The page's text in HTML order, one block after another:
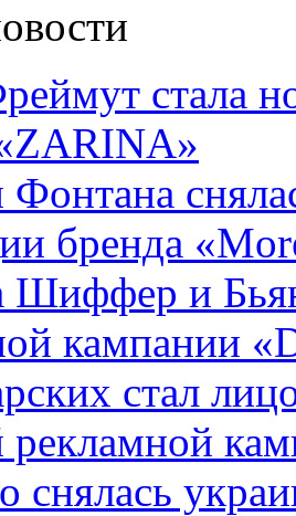
стала
Фонтана
бренда
Шиффер и
кампании
стал
снялась